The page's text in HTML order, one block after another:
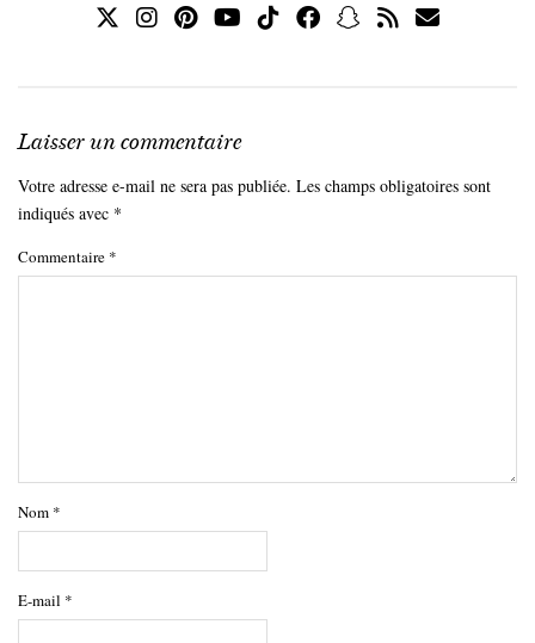
Laisser un commentaire
Votre adresse e-mail ne sera pas publiée. Les champs obligatoires sont
indiqués avec *
Commentaire *
Nom *
E-mail *